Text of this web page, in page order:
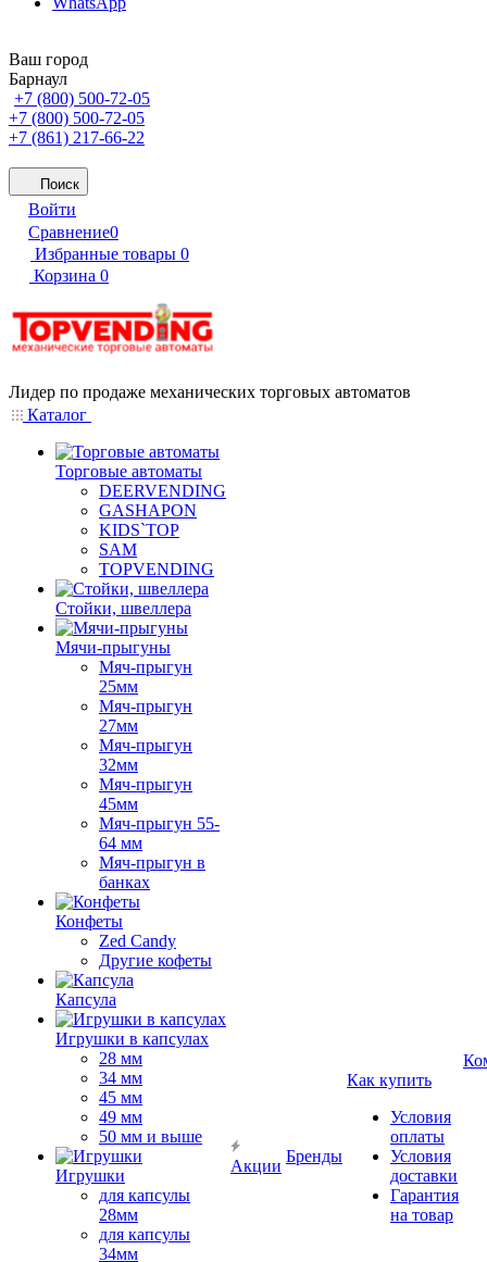
Ваш город
Барнаул
+7 (800) 500-72-05
+7 (800) 500-72-05
+7 (861) 217-66-22
Поиск
Войти
Сравнение0
Избранные товары 0
Корзина 0
Лидер по продаже механических торговых автоматов
Каталог
Торговые автоматы
DEERVENDING
GASHAPON
KIDS`TOP
SAM
TOPVENDING
Стойки, швеллера
Мячи-прыгуны
Мяч-прыгун
25мм
Мяч-прыгун
27мм
Мяч-прыгун
32мм
Мяч-прыгун
45мм
Мяч-прыгун 55-
64 мм
Мяч-прыгун в
банках
Конфеты
Zed Candy
Другие кофеты
Капсула
Игрушки в капсулах
28 мм
34 мм
45 мм
49 мм
50 мм и выше
Игрушки
для капсулы
28мм
для капсулы
34мм
Акции
Бренды
Как купить
Условия
оплаты
Условия
доставки
Гарантия
на товар